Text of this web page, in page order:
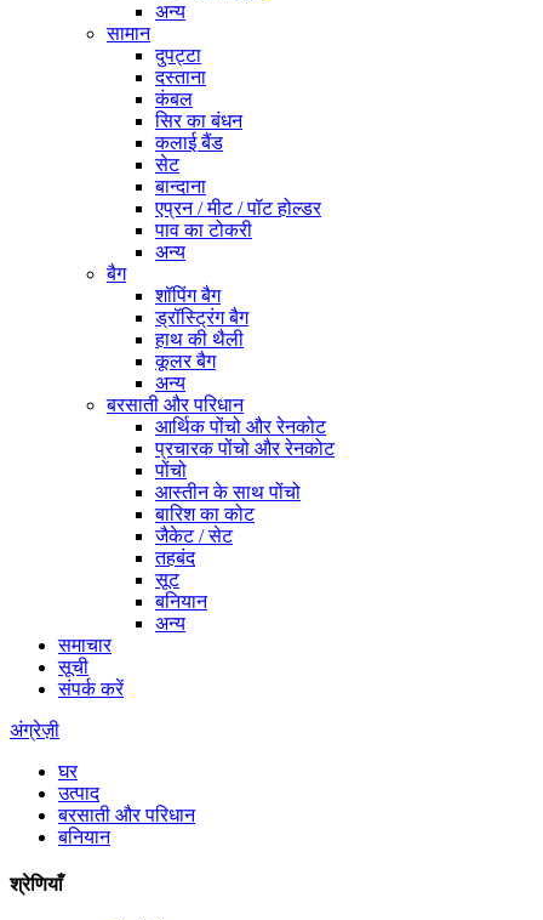
अन्य
सामान
दुपट्टा
दस्ताना
कंबल
सिर का बंधन
कलाई बैंड
सेट
बान्दाना
एप्रन / मीट / पॉट होल्डर
पाव का टोकरी
अन्य
बैग
शॉपिंग बैग
ड्रॉस्ट्रिंग बैग
हाथ की थैली
कूलर बैग
अन्य
बरसाती और परिधान
आर्थिक पोंचो और रेनकोट
प्रचारक पोंचो और रेनकोट
पोंचो
आस्तीन के साथ पोंचो
बारिश का कोट
जैकेट / सेट
तहबंद
सूट
बनियान
अन्य
समाचार
सूची
संपर्क करें
अंग्रेज़ी
घर
उत्पाद
बरसाती और परिधान
बनियान
श्रेणियाँ